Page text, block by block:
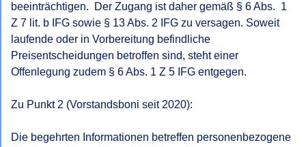
beeinträchtigen.  Der Zugang ist daher gemäß § 6 Abs.  1
Z 7 lit. b IFG sowie § 13 Abs. 2 IFG zu versagen. Soweit
laufende oder in Vorbereitung befindliche
Preisentscheidungen betroffen sind, steht einer
Offenlegung zudem § 6 Abs. 1 Z 5 IFG entgegen.
Zu Punkt 2 (Vorstandsboni seit 2020):
Die begehrten Informationen betreffen personenbezogene